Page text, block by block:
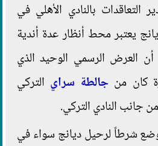
التعاقدات بالنادي الأهلي في
يعتبر محط أنظار عدة أندية
أن العرض الرسمي الوحيد الذي
كان من جالطة سراي التركي
جانب النادي التركي.
شرطاً لرحيل ديانج سواء في